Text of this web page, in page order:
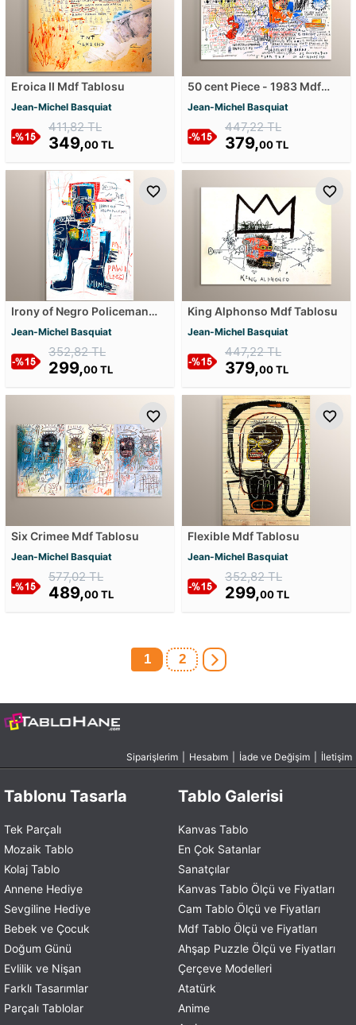
Eroica II Mdf Tablosu
Jean-Michel Basquiat
411,82 TL
349,00 TL
50 cent Piece - 1983 Mdf
Tablosu
Jean-Michel Basquiat
447,22 TL
379,00 TL
Irony of Negro Policeman
Mdf Tablosu
Jean-Michel Basquiat
352,82 TL
299,00 TL
King Alphonso Mdf Tablosu
Jean-Michel Basquiat
447,22 TL
379,00 TL
Six Crimee Mdf Tablosu
Jean-Michel Basquiat
577,02 TL
489,00 TL
Flexible Mdf Tablosu
Jean-Michel Basquiat
352,82 TL
299,00 TL
1 2
Siparişlerim Hesabım İade ve Değişim İletişim
Tablonu Tasarla
Tek Parçalı
Mozaik Tablo
Kolaj Tablo
Annene Hediye
Sevgiline Hediye
Bebek ve Çocuk
Doğum Günü
Evlilik ve Nişan
Farklı Tasarımlar
Parçalı Tablolar
Tablo Galerisi
Kanvas Tablo
En Çok Satanlar
Sanatçılar
Kanvas Tablo Ölçü ve Fiyatları
Cam Tablo Ölçü ve Fiyatları
Mdf Tablo Ölçü ve Fiyatları
Ahşap Puzzle Ölçü ve Fiyatları
Çerçeve Modelleri
Atatürk
Anime